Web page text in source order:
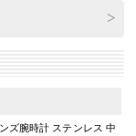
ズ腕時計 ステンレス 中